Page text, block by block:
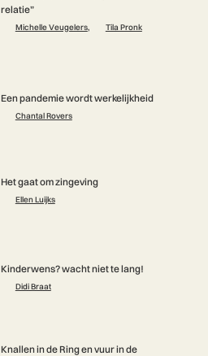
relatie”
Michelle Veugelers, Tila Pronk
Een pandemie wordt werkelijkheid
Chantal Rovers
Het gaat om zingeving
Ellen Luijks
Kinderwens? wacht niet te lang!
Didi Braat
Knallen in de Ring en vuur in de